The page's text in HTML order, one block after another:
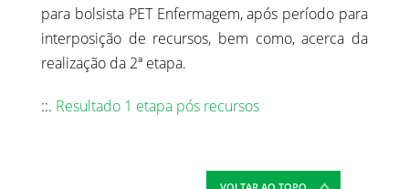
para bolsista PET Enfermagem, após período para
interposição de recursos, bem como, acerca da
realização da 2ª etapa.
::. Resultado 1 etapa pós recursos